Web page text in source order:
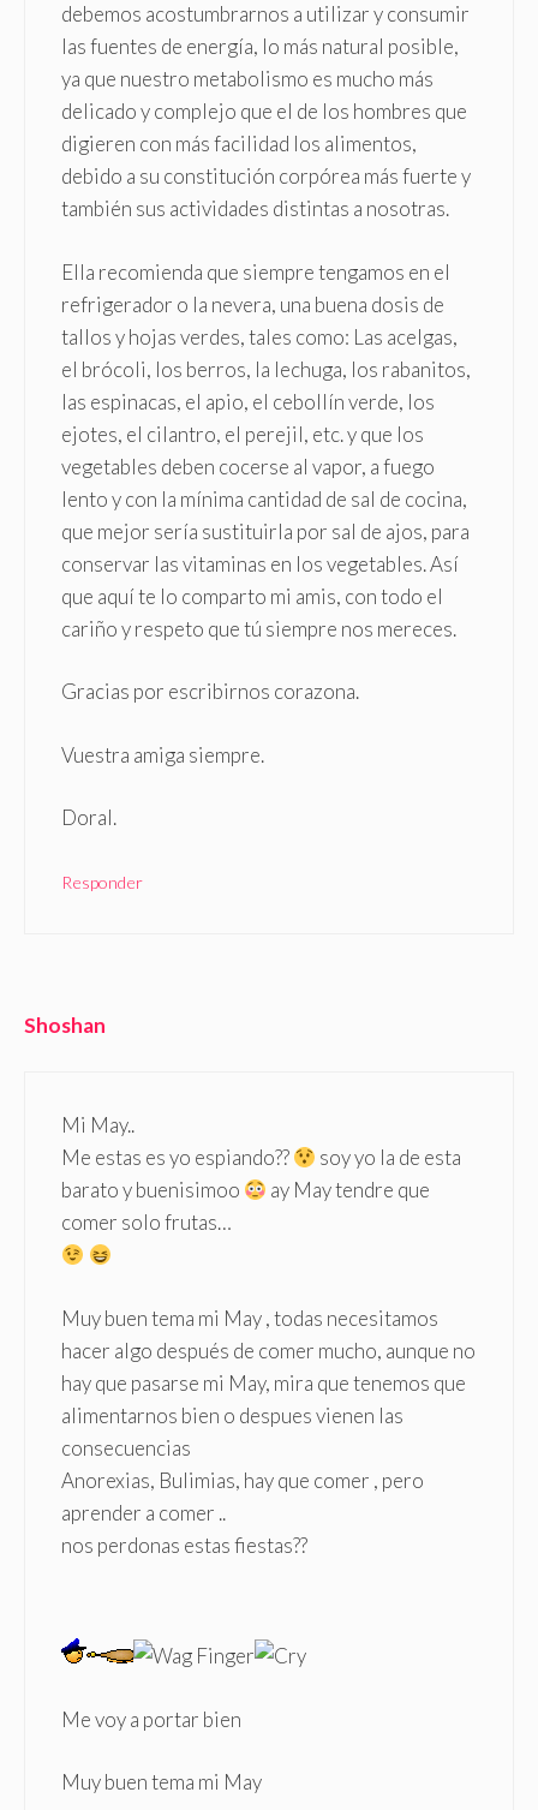
debemos acostumbrarnos a utilizar y consumir
las fuentes de energía, lo más natural posible,
ya que nuestro metabolismo es mucho más
delicado y complejo que el de los hombres que
digieren con más facilidad los alimentos,
debido a su constitución corpórea más fuerte y
también sus actividades distintas a nosotras.
Ella recomienda que siempre tengamos en el
refrigerador o la nevera, una buena dosis de
tallos y hojas verdes, tales como: Las acelgas,
el brócoli, los berros, la lechuga, los rabanitos,
las espinacas, el apio, el cebollín verde, los
ejotes, el cilantro, el perejil, etc. y que los
vegetables deben cocerse al vapor, a fuego
lento y con la mínima cantidad de sal de cocina,
que mejor sería sustituirla por sal de ajos, para
conservar las vitaminas en los vegetables. Así
que aquí te lo comparto mi amis, con todo el
cariño y respeto que tú siempre nos mereces.
Gracias por escribirnos corazona.
Vuestra amiga siempre.
Doral.
Responder
Shoshan
Mi May..
Me estas es yo espiando??
soy yo la de esta
barato y buenisimoo
ay May tendre que
comer solo frutas…
Muy buen tema mi May , todas necesitamos
hacer algo después de comer mucho, aunque no
hay que pasarse mi May, mira que tenemos que
alimentarnos bien o despues vienen las
consecuencias
Anorexias, Bulimias, hay que comer , pero
aprender a comer ..
nos perdonas estas fiestas??
Me voy a portar bien
Muy buen tema mi May